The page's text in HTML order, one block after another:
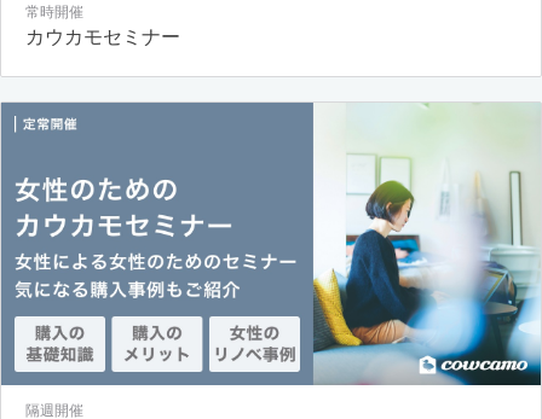
常時開催
カウカモセミナー
隔週開催